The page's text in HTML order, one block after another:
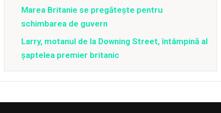
Marea Britanie se pregătește pentru
schimbarea de guvern
Larry, motanul de la Downing Street, întâmpină al
șaptelea premier britanic